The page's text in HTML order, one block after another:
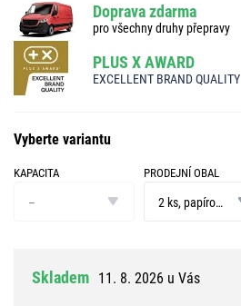
Doprava zdarma
pro všechny druhy přepravy
PLUS X AWARD
EXCELLENT BRAND QUALITY
Vyberte variantu
KAPACITA
–
PRODEJNÍ OBAL
obal
2 ks, papírová krabička
Skladem 11. 8. 2026 u Vás